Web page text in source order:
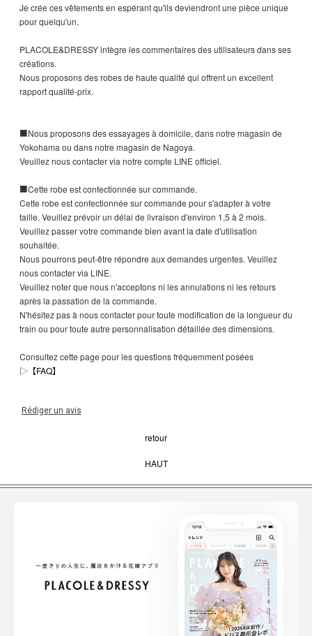
Je crée ces vêtements en espérant qu'ils deviendront une pièce unique
pour quelqu'un.
PLACOLE&DRESSY intègre les commentaires des utilisateurs dans ses
créations.
Nous proposons des robes de haute qualité qui offrent un excellent
rapport qualité-prix.
■Nous proposons des essayages à domicile, dans notre magasin de
Yokohama ou dans notre magasin de Nagoya.
Veuillez nous contacter via notre compte LINE officiel.
■Cette robe est confectionnée sur commande.
Cette robe est confectionnée sur commande pour s'adapter à votre
taille. Veuillez prévoir un délai de livraison d'environ 1,5 à 2 mois.
Veuillez passer votre commande bien avant la date d'utilisation
souhaitée.
Nous pourrons peut-être répondre aux demandes urgentes. Veuillez
nous contacter via LINE.
Veuillez noter que nous n'acceptons ni les annulations ni les retours
après la passation de la commande.
N'hésitez pas à nous contacter pour toute modification de la longueur du
train ou pour toute autre personnalisation détaillée des dimensions.
Consultez cette page pour les questions fréquemment posées
▷ 【FAQ】
Rédiger un avis
retour
HAUT